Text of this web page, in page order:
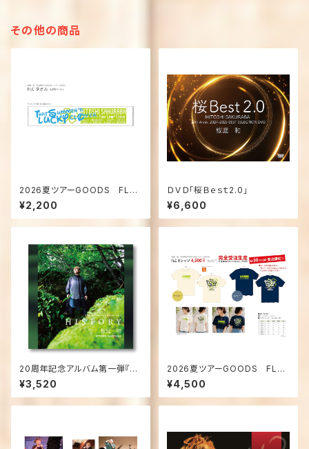
その他の商品
2026夏ツアーGOODS FLC
タオル
¥2,200
ＤＶＤ「桜Ｂｅｓｔ2.0」
¥6,600
20周年記念アルバム第一弾『HI
STORY』
¥3,520
2026夏ツアーGOODS FLC
Tシャツ［受注生産＆会場受渡
し］
¥4,500